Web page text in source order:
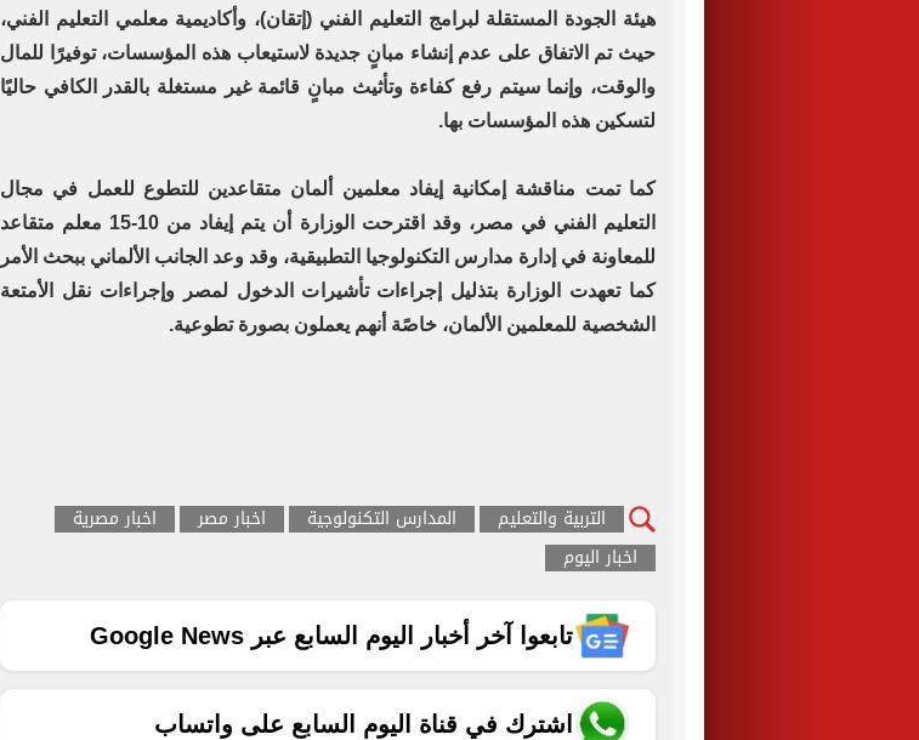
هيئة الجودة المستقلة لبرامج التعليم الفني (إتقان)، وأكاديمية معلمي التعليم الفني،
حيث تم الاتفاق على عدم إنشاء مبانٍ جديدة لاستيعاب هذه المؤسسات، توفيرًا للمال
والوقت، وإنما سيتم رفع كفاءة وتأثيث مبانٍ قائمة غير مستغلة بالقدر الكافي حاليًا
لتسكين هذه المؤسسات بها.
كما تمت مناقشة إمكانية إيفاد معلمين ألمان متقاعدين للتطوع للعمل في مجال
التعليم الفني في مصر، وقد اقترحت الوزارة أن يتم إيفاد من 10-15 معلم متقاعد
للمعاونة في إدارة مدارس التكنولوجيا التطبيقية، وقد وعد الجانب الألماني ببحث الأمر
كما تعهدت الوزارة بتذليل إجراءات تأشيرات الدخول لمصر وإجراءات نقل الأمتعة
الشخصية للمعلمين الألمان، خاصًة أنهم يعملون بصورة تطوعية.
التربية والتعليم المدارس التكنولوجية اخبار مصر
اخبار مصرية
اخبار اليوم
تابعوا آخر أخبار اليوم السابع عبر Google News
اشترك في قناة اليوم السابع على واتساب